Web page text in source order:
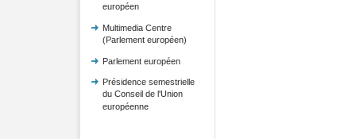
européen
Multimedia Centre
(Parlement européen)
Parlement européen
Présidence semestrielle
du Conseil de l'Union
européenne